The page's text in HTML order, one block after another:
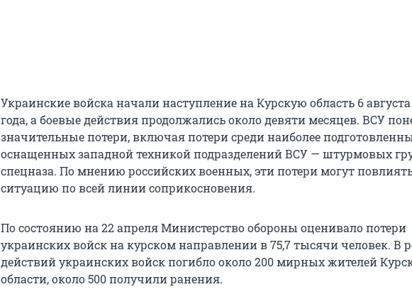
Украинские войска начали наступление на Курскую область 6 августа
года, а боевые действия продолжались около девяти месяцев. ВСУ
значительные потери, включая потери среди наиболее
оснащенных западной техникой подразделений ВСУ — штурмовых
спецназа. По мнению российских военных, эти потери могут
ситуацию по всей линии соприкосновения.
По состоянию на 22 апреля Министерство обороны оценивало потери
украинских войск на курском направлении в 75,7 тысячи человек. В
действий украинских войск погибло около 200 мирных жителей
области, около 500 получили ранения.